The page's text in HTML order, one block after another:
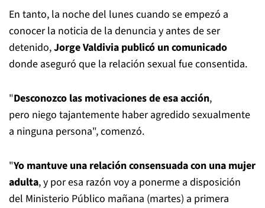
En tanto, la noche del lunes cuando se empezó a
conocer la noticia de la denuncia y antes de ser
detenido,Jorge Valdivia publicó un comunicado
donde aseguró que la relación sexual fue consentida.
"Desconozco las motivaciones de esa acción,
pero niego tajantemente haber agredido sexualmente
a ninguna persona", comenzó.
"Yo mantuve una relación consensuada con una mujer
adulta, y por esa razón voy a ponerme a disposición
del Ministerio Público mañana (martes) a primera